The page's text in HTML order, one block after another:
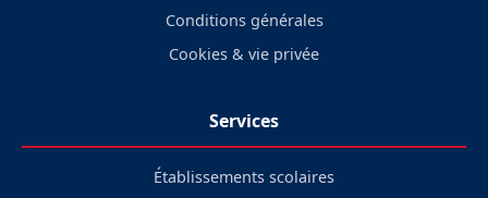
Conditions générales
Cookies & vie privée
Services
Établissements scolaires